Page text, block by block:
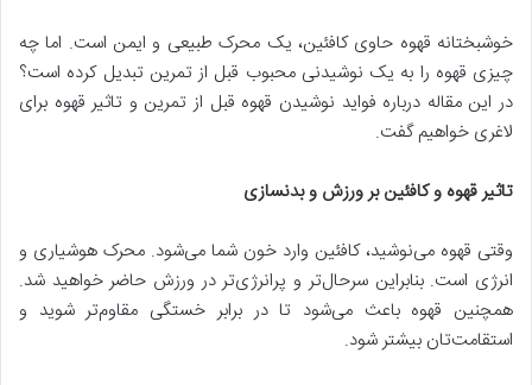
خوشبختانه قهوه حاوی کافئین، یک محرک طبیعی و ایمن است. اما چه
چیزی قهوه را به یک نوشیدنی محبوب قبل از تمرین تبدیل کرده است؟
در این مقاله درباره فواید نوشیدن قهوه قبل از تمرین و تاثیر قهوه برای
لاغری خواهیم گفت.
تاثیر قهوه و کافئین بر ورزش و بدنسازی
وقتی قهوه می‌نوشید، کافئین وارد خون شما می‌شود. محرک هوشیاری و
انرژی است. بنابراین سرحال‌تر و پرانرژی‌تر در ورزش حاضر خواهید شد.
همچنین قهوه باعث می‌شود تا در برابر خستگی مقاوم‌تر شوید و
استقامت‌تان بیشتر شود.